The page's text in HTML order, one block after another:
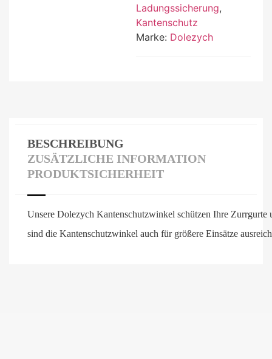
Ladungssicherung,
Kantenschutz
Marke: Dolezych
BESCHREIBUNG
ZUSÄTZLICHE INFORMATION
PRODUKTSICHERHEIT
Unsere Dolezych Kantenschutzwinkel schützen Ihre
sind die Kantenschutzwinkel auch für größere Einsätze